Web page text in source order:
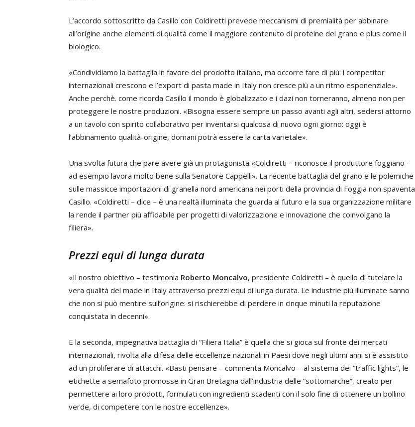
L’accordo sottoscritto da Casillo con Coldiretti prevede meccanismi di premialità per abbinare
all’origine anche elementi di qualità come il maggiore contenuto di proteine del grano e plus come il
biologico.
«Condividiamo la battaglia in favore del prodotto italiano, ma occorre fare di più: i competitor
internazionali crescono e l’export di pasta made in Italy non cresce più a un ritmo esponenziale».
Anche perchè. come ricorda Casillo il mondo è globalizzato e i dazi non torneranno, almeno non per
proteggere le nostre produzioni. «Bisogna essere sempre un passo avanti agli altri, sedersi attorno
a un tavolo con spirito collaborativo per inventarsi qualcosa di nuovo ogni giorno: oggi è
l’abbinamento qualità-origine, domani potrà essere la carta varietale».
Una svolta futura che pare avere già un protagonista «Coldiretti – riconosce il produttore foggiano –
ad esempio lavora molto bene sulla Senatore Cappelli». La recente battaglia del grano e le polemiche
sulle massicce importazioni di granella nord americana nei porti della provincia di Foggia non spaventa
Casillo. «Coldiretti – dice – è una realtà illuminata che guarda al futuro e la sua organizzazione militare
la rende il partner più affidabile per progetti di valorizzazione e innovazione che coinvolgano la
filiera».
Prezzi equi di lunga durata
«Il nostro obiettivo – testimonia Roberto Moncalvo, presidente Coldiretti – è quello di tutelare la
vera qualità del made in Italy attraverso prezzi equi di lunga durata. Le industrie più illuminate sanno
che non si può mentire sull’origine: si rischierebbe di perdere in cinque minuti la reputazione
conquistata in decenni».
E la seconda, impegnativa battaglia di “Filiera Italia” è quella che si gioca sul fronte dei mercati
internazionali, rivolta alla difesa delle eccellenze nazionali in Paesi dove negli ultimi anni si è assistito
ad un proliferare di attacchi. «Basti pensare – commenta Moncalvo – al sistema dei “traffic lights”, le
etichette a semafoto promosse in Gran Bretagna dall’industria delle “sottomarche”, creato per
permettere ai loro prodotti, formulati con ingredienti scadenti con il solo fine di ottenere un bollino
verde, di competere con le nostre eccellenze».